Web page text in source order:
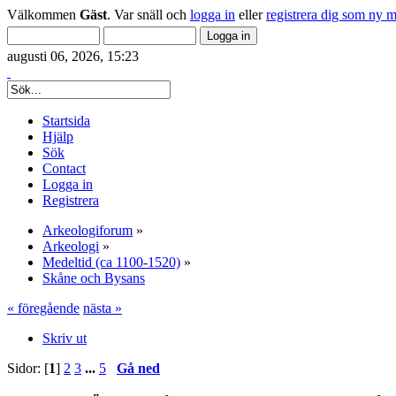
Välkommen Gäst. Var snäll och logga in ellerregistrera dig som ny
augusti 06, 2026, 15:23
Startsida
Hjälp
Sök
Contact
Logga in
Registrera
Arkeologiforum »
Arkeologi »
Medeltid (ca 1100-1520) »
Skåne och Bysans
« föregående nästa »
Skriv ut
Sidor: [1] 2 3 ... 5 Gå ned